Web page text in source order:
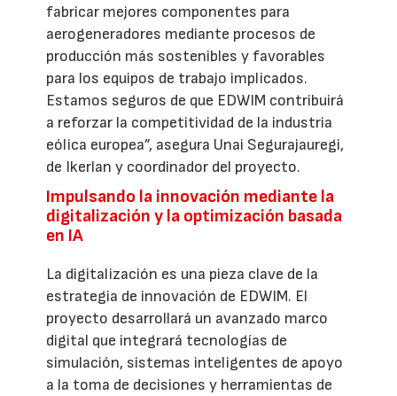
fabricar mejores componentes para
aerogeneradores mediante procesos de
producción más sostenibles y favorables
para los equipos de trabajo implicados.
Estamos seguros de que EDWIM contribuirá
a reforzar la competitividad de la industria
eólica europea”, asegura Unai Segurajauregi,
de Ikerlan y coordinador del proyecto.
Impulsando la innovación mediante la
digitalización y la optimización basada
en IA
La digitalización es una pieza clave de la
estrategia de innovación de EDWIM. El
proyecto desarrollará un avanzado marco
digital que integrará tecnologías de
simulación, sistemas inteligentes de apoyo
a la toma de decisiones y herramientas de